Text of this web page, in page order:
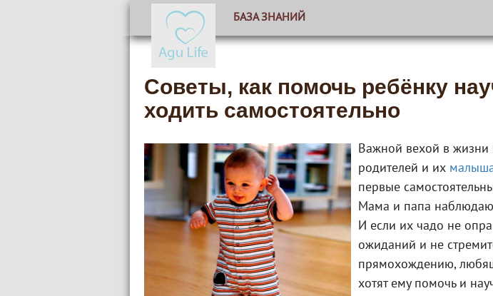
БАЗА ЗНАНИЙ
Советы, как помочь ребёнку
ходить самостоятельно
Важной вехой в
родителей и их
первые
Мама и папа
И если их чадо не
ожиданий и не
прямохождению,
хотят ему помочь и